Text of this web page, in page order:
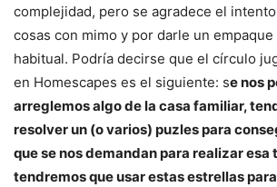
complejidad, pero se agradece el
cosas con mimo y por darle un
habitual. Podría decirse que el círculo
en Homescapes es el siguiente: se nos
arreglemos algo de la casa familiar,
resolver un (o varios) puzles para
que se nos demandan para realizar esa
tendremos que usar estas estrellas